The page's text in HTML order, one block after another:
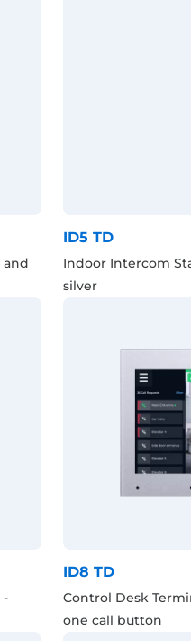
ID5 TD
Indoor Intercom
silver
-
ID8 TD
Control Desk
one call button